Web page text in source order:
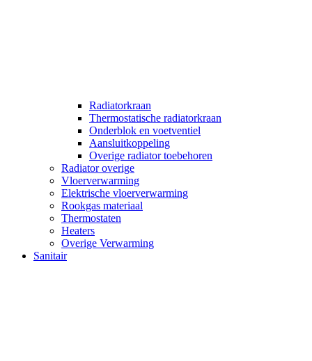
Radiatorkraan
Thermostatische radiatorkraan
Onderblok en voetventiel
Aansluitkoppeling
Overige radiator toebehoren
Radiator overige
Vloerverwarming
Elektrische vloerverwarming
Rookgas materiaal
Thermostaten
Heaters
Overige Verwarming
Sanitair